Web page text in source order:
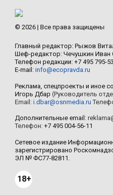
© 2026 | Все права защищены
Главный редактор: Рыжов
Шеф-редактор: Чечушкин Иван
Телефон редакции: +7 495 795-
E-mail: info@ecopravda.ru
Реклама, спецпроекты и иное
Игорь Дбар (Руководитель
Email: i.dbar@osnmedia.ru
Дополнительные email:
Телефон: +7 495 004-56-11
Сетевое издание
зарегистрировано
ЭЛ № ФС77-82811.
18+